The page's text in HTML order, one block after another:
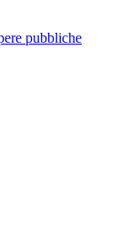
pubbliche